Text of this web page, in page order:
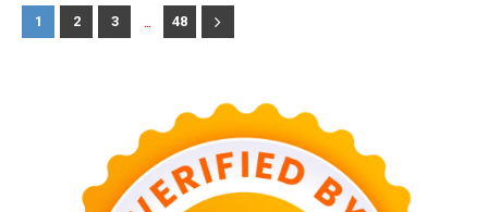
1 2 3 ... 48